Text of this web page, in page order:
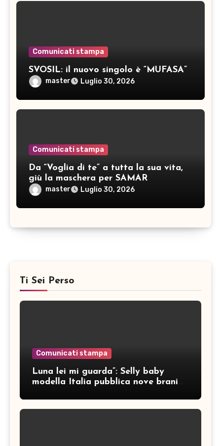
Comunicati stampa
SVOSIL: il nuovo singolo è “MUFASA”
master Luglio 30, 2026
Comunicati stampa
Da “Voglia di te” a tutta la sua vita,
giù la maschera per SAMAR
master Luglio 30, 2026
Ti Sei Perso
Comunicati stampa
Luna lei mi guarda”: Selly baby
modella Italia pubblica nove brani